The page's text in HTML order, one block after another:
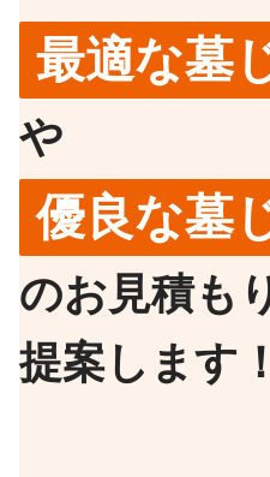
最適な墓
や
優良な墓
のお見積も
提案します！